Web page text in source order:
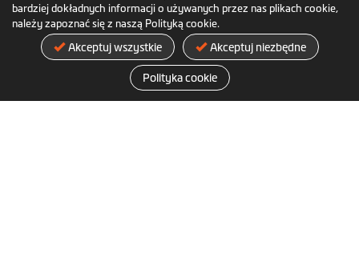
bardziej dokładnych informacji o używanych przez nas plikach cookie,
należy zapoznać się z naszą Polityką cookie.
Akceptuj wszystkie Akceptuj niezbędne
Polityka cookie
MiVue™ A50
Adaptowalna tylna kamera z sensorem